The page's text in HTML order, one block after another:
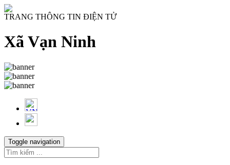
TRANG THÔNG TIN ĐIỆN TỬ
Xã Vạn Ninh
Toggle navigation